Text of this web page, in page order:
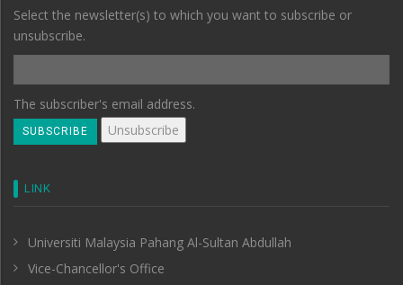
Select the newsletter(s) to which you want to subscribe or
unsubscribe.
The subscriber's email address.
LINK
Universiti Malaysia Pahang Al-Sultan Abdullah
Vice-Chancellor's Office